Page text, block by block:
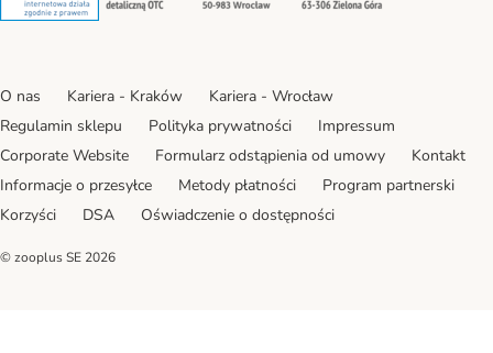
O nas Kariera - Kraków
Kariera - Wrocław
Regulamin sklepu
Polityka prywatności
Impressum
Corporate Website
Formularz odstąpienia od umowy
Kontakt
Informacje o przesyłce
Metody płatności
Program partnerski
Korzyści
DSA Oświadczenie o dostępności
© zooplus SE 2026